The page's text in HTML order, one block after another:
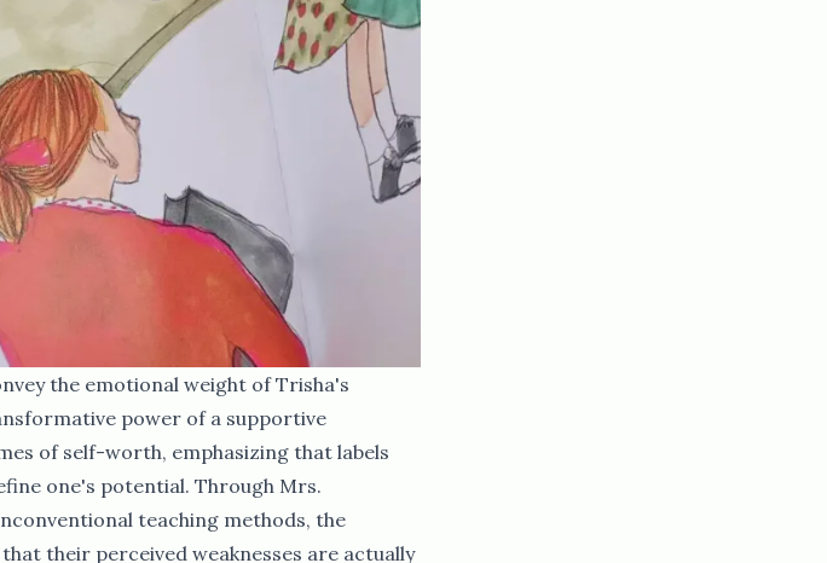
the emotional weight of Trisha's
power of a supportive
of self-worth, emphasizing that labels
one's potential. Through Mrs.
teaching methods, the
their perceived weaknesses are actually